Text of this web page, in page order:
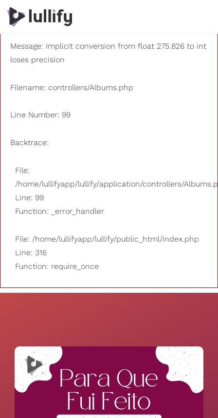
A PHP Error was encountered
Severity: 8192
Message: Implicit conversion from float 275.826 to int
loses precision
Filename: controllers/Albums.php
Line Number: 99
Backtrace:
File:
/home/lullifyapp/lullify/application/controllers/
Line: 99
Function: _error_handler
File: /home/lullifyapp/lullify/public_html/index.php
Line: 316
Function: require_once